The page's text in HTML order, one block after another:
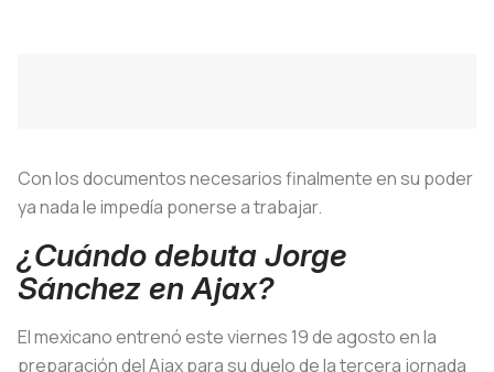
Con los documentos necesarios finalmente en su poder
ya nada le impedía ponerse a trabajar.
¿Cuándo debuta Jorge
Sánchez en Ajax?
El mexicano entrenó este viernes 19 de agosto en la
preparación del Ajax para su duelo de la tercera jornada